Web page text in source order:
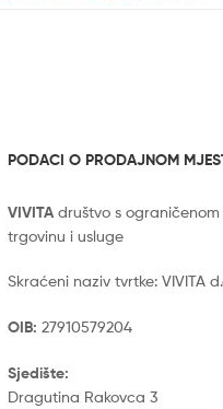
PODACI O PRODAJNOM
VIVITAdruštvo s ograničenom
trgovinu i usluge
Skraćeni naziv tvrtke: VIVITA
OIB: 27910579204
Sjedište:
Dragutina Rakovca 3